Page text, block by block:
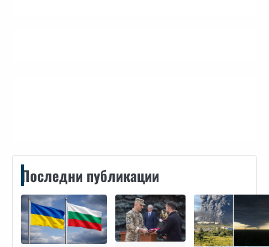
Последни публикации